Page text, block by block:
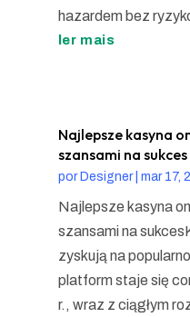
hazardem bez
ler mais
Najlepsze kasyna
szansami na sukces
por Designer| mar 17,
Najlepsze kasyna
szansami na
zyskują na
platform staje się
r., wraz z ciągłym